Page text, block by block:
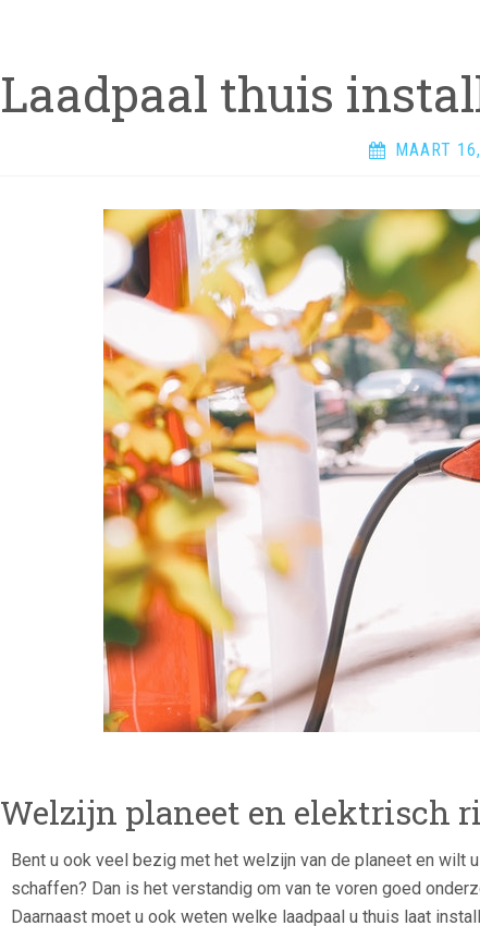
Laadpaal thuis
MAART
Welzijn planeet en elektrisch
Bent u ook veel bezig met het welzijn van de planeet en wilt
schaffen? Dan is het verstandig om van te voren goed
Daarnaast moet u ook weten welke laadpaal u thuis laat